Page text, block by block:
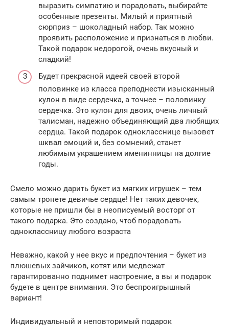
выразить симпатию и порадовать, выбирайте
особенные презенты. Милый и приятный
сюрприз – шоколадный набор. Так можно
проявить расположение и признаться в любви.
Такой подарок недорогой, очень вкусный и
сладкий!
Будет прекрасной идеей своей второй
половинке из класса преподнести изысканный
кулон в виде сердечка, а точнее – половинку
сердечка. Это кулон для двоих, очень личный
талисман, надежно объединяющий два любящих
сердца. Такой подарок однокласснице вызовет
шквал эмоций и, без сомнений, станет
любимым украшением именинницы на долгие
годы.
Смело можно дарить букет из мягких игрушек – тем
самым тронете девичье сердце! Нет таких девочек,
которые не пришли бы в неописуемый восторг от
такого подарка. Это создано, чтоб порадовать
одноклассницу любого возраста
Неважно, какой у нее вкус и предпочтения – букет из
плюшевых зайчиков, котят или медвежат
гарантированно поднимет настроение, а вы и подарок
будете в центре внимания. Это беспроигрышный
вариант!
Индивидуальный и неповторимый подарок